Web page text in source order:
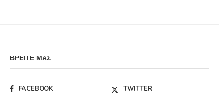
ΒΡΕΊΤΕ ΜΑΣ
FACEBOOK
TWITTER